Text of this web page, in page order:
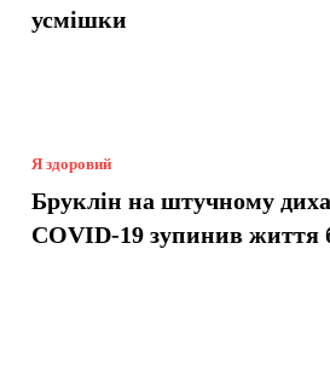
усмішки
Я здоровий
Бруклін на штучному
COVID-19 зупинив життя